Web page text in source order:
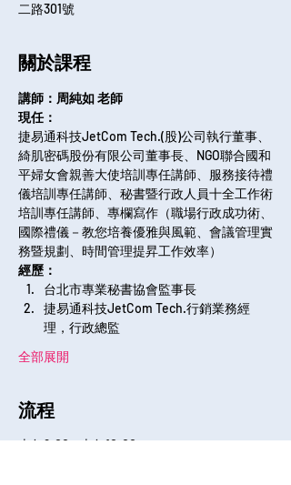
二路301號
關於課程
講師：周純如 老師
現任：
捷易通科技JetCom Tech.(股)公司執行董事、
綺肌密碼股份有限公司董事長、NGO聯合國和
平婦女會親善大使培訓專任講師、服務接待禮
儀培訓專任講師、秘書暨行政人員十全工作術
培訓專任講師、專欄寫作（職場行政成功術、
國際禮儀－教您培養優雅與風範、會議管理實
務暨規劃、時間管理提昇工作效率）
經歷：
台北市專業秘書協會監事長
捷易通科技JetCom Tech.行銷業務經
理，行政總監
全部展開
流程
上午9:00 - 上午10:00